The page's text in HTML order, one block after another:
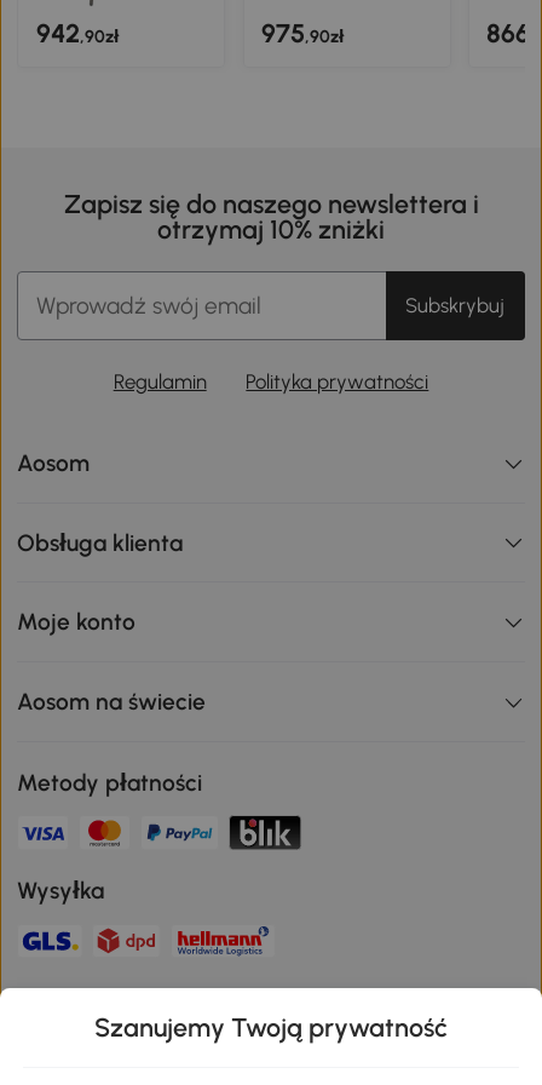
942,90zł 975,90zł 866
Zapisz się do naszego newslettera i
otrzymaj 10% zniżki
Subskrybuj
Regulamin Polityka prywatności
Aosom
Obsługa klienta
Moje konto
Aosom na świecie
Metody płatności
Wysyłka
Szanujemy Twoją prywatność